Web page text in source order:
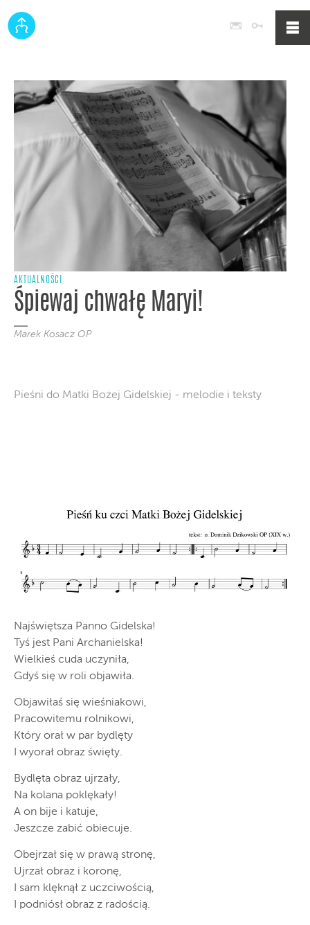
Poczta
AKTUALNOŚCI
Śpiewaj chwałę Maryi!
Marek Kosacz OP
Pieśni do Matki Bożej Gidelskiej - melodie i teksty
Najświętsza Panno Gidelska!
Tyś jest Pani Archanielska!
Wielkieś cuda uczyniła,
Gdyś się w roli objawiła.
Objawiłaś się wieśniakowi,
Pracowitemu rolnikowi,
Który orał w par bydlęty
I wyorał obraz święty.
Bydlęta obraz ujrzały,
Na kolana poklękały!
A on bije i katuje,
Jeszcze zabić obiecuje.
Obejrzał się w prawą stronę,
Ujrzał obraz i koronę,
I sam klęknął z uczciwością,
I podniósł obraz z radością.